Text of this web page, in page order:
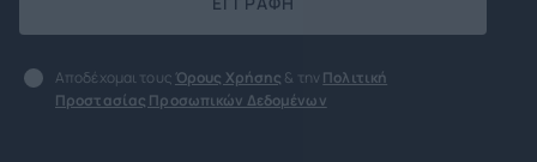
Αποδέχομαι τους Όρους Χρήσης & την Πολιτική
Προστασίας Προσωπικών Δεδομένων